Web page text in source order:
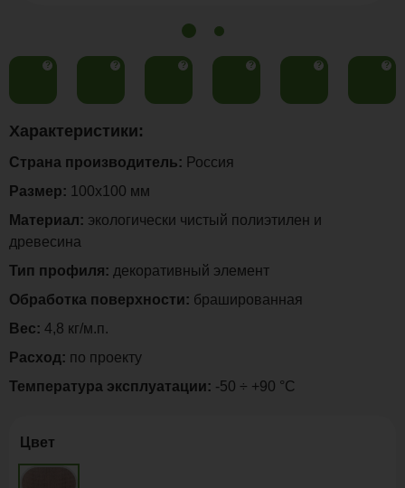
? ? ? ? ? ?
Цвет
Характеристики:
Страна производитель: Россия
Размер: 100х100 мм
Материал: экологически чистый полиэтилен и
древесина
Тип профиля: декоративный элемент
Обработка поверхности: брашированная
Вес: 4,8 кг/м.п.
Расход: по проекту
Температура эксплуатации: -50 ÷ +90 °C